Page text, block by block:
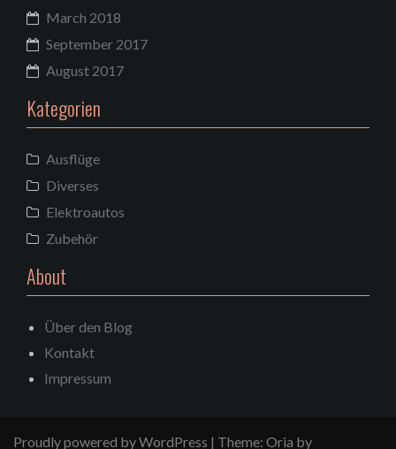
March 2018
September 2017
August 2017
Kategorien
Ausflüge
Diverses
Elektroautos
Zubehör
About
Über den Blog
Kontakt
Impressum
Proudly powered by WordPress | Theme: Oria by